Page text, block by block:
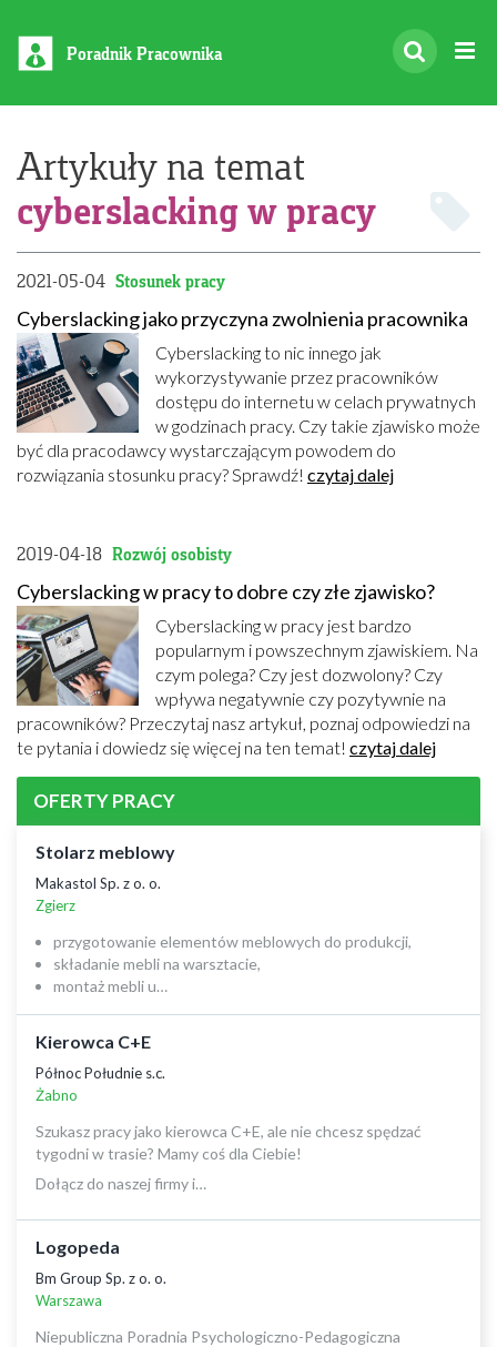
Poradnik Pracownika
Artykuły na temat
cyberslacking w pracy
2021-05-04 Stosunek pracy
Cyberslacking jako przyczyna zwolnienia pracownika
Cyberslacking to nic innego jak
wykorzystywanie przez pracowników
dostępu do internetu w celach prywatnych
w godzinach pracy. Czy takie zjawisko może
być dla pracodawcy wystarczającym powodem do
rozwiązania stosunku pracy? Sprawdź! czytaj dalej
2019-04-18 Rozwój osobisty
Cyberslacking w pracy to dobre czy złe zjawisko?
Cyberslacking w pracy jest bardzo
popularnym i powszechnym zjawiskiem. Na
czym polega? Czy jest dozwolony? Czy
wpływa negatywnie czy pozytywnie na
pracowników? Przeczytaj nasz artykuł, poznaj odpowiedzi na
te pytania i dowiedz się więcej na ten temat! czytaj dalej
OFERTY PRACY
Stolarz meblowy
Makastol Sp. z o. o.
Zgierz
przygotowanie elementów meblowych do produkcji,
składanie mebli na warsztacie,
montaż mebli u…
Kierowca C+E
Północ Południe s.c.
Żabno
Szukasz pracy jako kierowca C+E, ale nie chcesz spędzać
tygodni w trasie? Mamy coś dla Ciebie!
Dołącz do naszej firmy i…
Logopeda
Bm Group Sp. z o. o.
Warszawa
Niepubliczna Poradnia Psychologiczno-Pedagogiczna